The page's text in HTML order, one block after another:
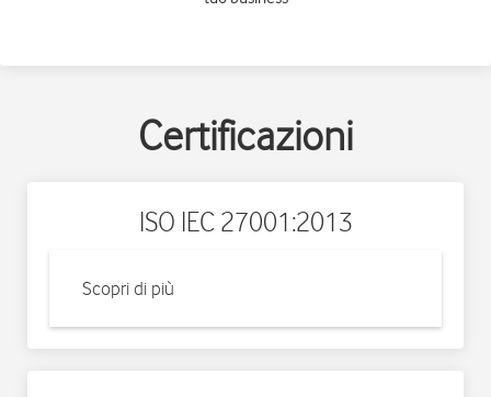
Certificazioni
ISO IEC 27001:2013
Scopri di più